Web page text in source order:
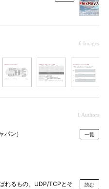
6 Images
1 Authors
パン） 一覧
れるもの、UDP/TCPとそ
読む